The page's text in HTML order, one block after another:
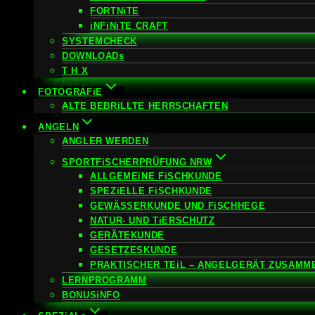
FORTNiTE
iNFiNiTE CRAFT
SYSTEMCHECK
DOWNLOADs
T H X
FOTOGRAFiE
ALTE BEBRiLLTE HERRSCHAFTEN
ANGELN
ANGLER WERDEN
SPORTFiSCHERPRÜFUNG NRW
ALLGEMEiNE FiSCHKUNDE
SPEZiELLE FiSCHKUNDE
GEWÄSSERKUNDE UND FiSCHHEGE
NATUR- UND TiERSCHUTZ
GERÄTEKUNDE
GESETZESKUNDE
PRAKTISCHER TEiL – ANGELGERÄT
LERNPROGRAMM
BONUSiNFO